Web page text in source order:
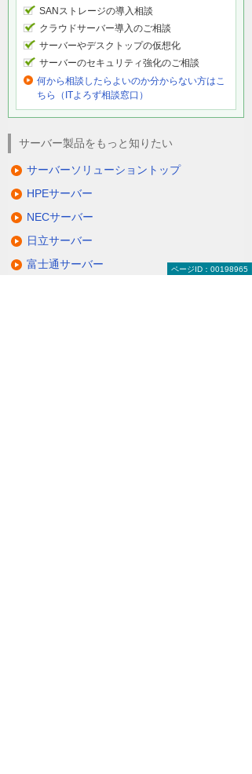
SANストレージの導入相談
クラウドサーバー導入のご相談
サーバーやデスクトップの仮想化
サーバーのセキュリティ強化のご相談
何から相談したらよいのか分からない方はこ
ちら（ITよろず相談窓口）
サーバー製品をもっと知りたい
サーバーソリューショントップ
HPEサーバー
NECサーバー
日立サーバー
富士通サーバー
ページID：00198965